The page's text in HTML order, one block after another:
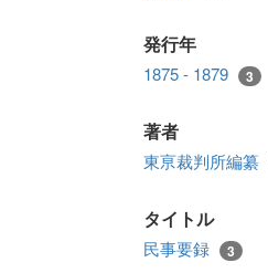
発行年
1875 - 1879 3
著者
東亰裁判所編纂
タイトル
民事要録 3